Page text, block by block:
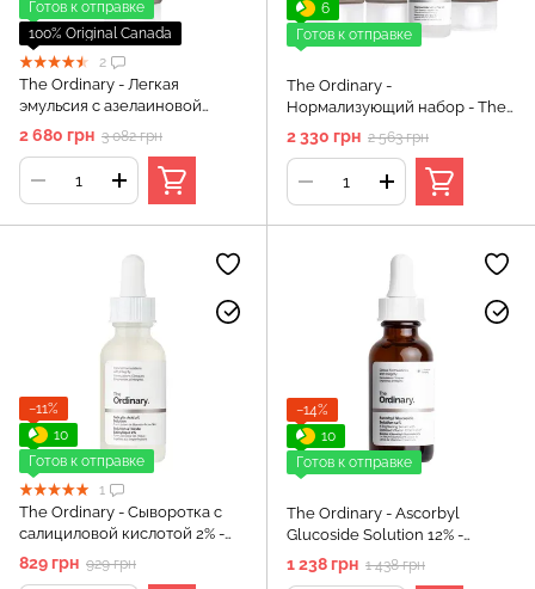
Готов к отправке
100% Original Canada
2
The Ordinary - Легкая
эмульсия с азелаиновой
кислотой 10% - Azelaic Acid
Suspension 10% - 100 мл
2 680 грн 3 082 грн
6
Готов к отправке
The Ordinary -
Нормализующий набор - The
2 330 грн 2 563 грн
−11%
10
Готов к отправке
1
The Ordinary - Сыворотка с
салициловой кислотой 2% -
Salicylic Acid 2% Solution -
30ml
829 грн 929 грн
−14%
10
Готов к отправке
The Ordinary - Ascorbyl
Glucoside Solution 12% -
Сыворотка с 12% витамином С
- 30ml
1 238 грн 1 438 грн